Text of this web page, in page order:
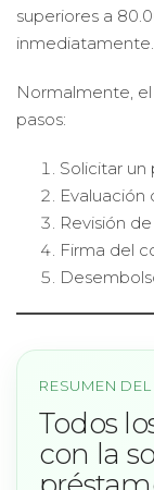
superiores a
inmediatamente.
Normalmente,
pasos:
Solicitar un
Evaluación
Revisión
Firma del
RESUMEN
Todos
con la